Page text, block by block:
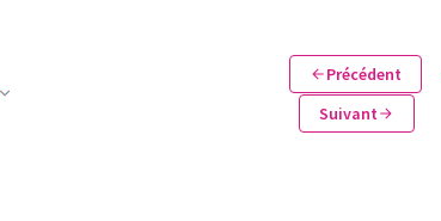
Précédent
Suivant